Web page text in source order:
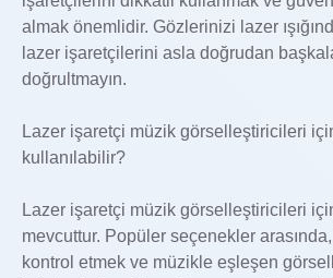
almak önemlidir. Gözlerinizi lazer
lazer işaretçilerini asla doğrudan
doğrultmayın.
Lazer işaretçi müzik görselleştiricileri
kullanılabilir?
Lazer işaretçi müzik görselleştiricileri
mevcuttur. Popüler seçenekler arasında,
kontrol etmek ve müzikle eşleşen